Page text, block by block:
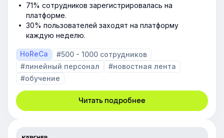
71% сотрудников зарегистрировалась на
платформе.
30% пользователей заходят на платформу
каждую неделю.
HoReCa
#500 - 1000 сотрудников
#линейный персонал
#новостная лента
#обучение
Читать подробнее